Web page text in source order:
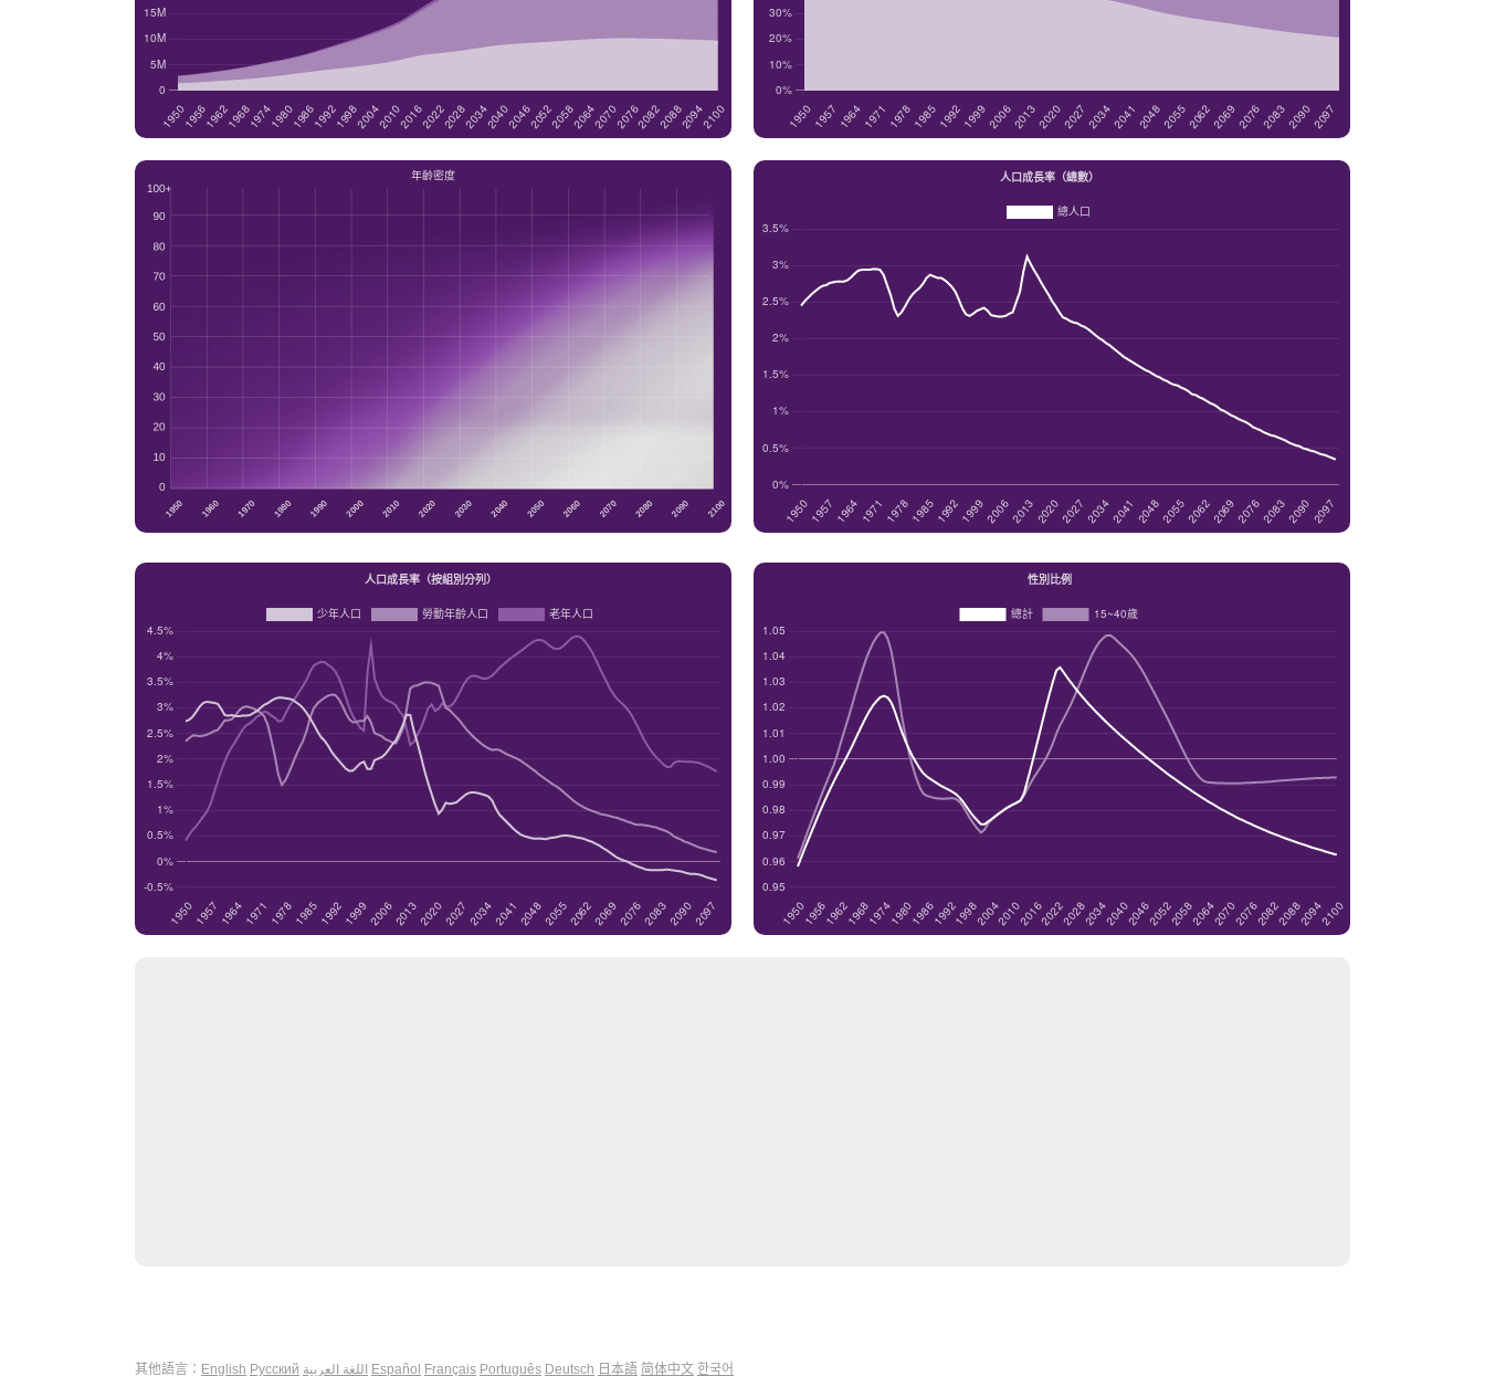
其他語言： English Русский اللغة العربية Español Français Português Deutsch 日本語 简体中文 한국어